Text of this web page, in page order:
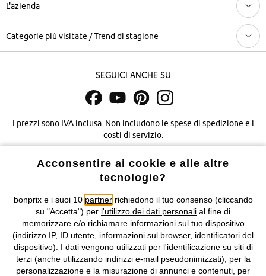
L'azienda
Categorie più visitate / Trend di stagione
Seguici anche su
I prezzi sono IVA inclusa. Non includono le spese di spedizione e i
costi di servizio.
Condizioni di vendita Accessibilità
Informazioni legali Diritto di recesso
2026 bonprix.
Tutti i diritti riservati.
bonprix S.r.l. con socio unico, sede legale: via Adua 33 - 13855
Valdengo (BI) C.F. 01510910027 - P.I. 01939830020, Reg. Imprese di
Acconsentire ai cookie e alle altre
tecnologie?
bonprix e i suoi 10 partnerrichiedono il tuo consenso (cliccando
su "Accetta") per l'utilizzo dei dati personali al fine di
memorizzare e/o richiamare informazioni sul tuo dispositivo
(indirizzo IP, ID utente, informazioni sul browser, identificatori del
dispositivo). I dati vengono utilizzati per l'identificazione su siti di
terzi (anche utilizzando indirizzi e-mail pseudonimizzati), per la
personalizzazione e la misurazione di annunci e contenuti, per